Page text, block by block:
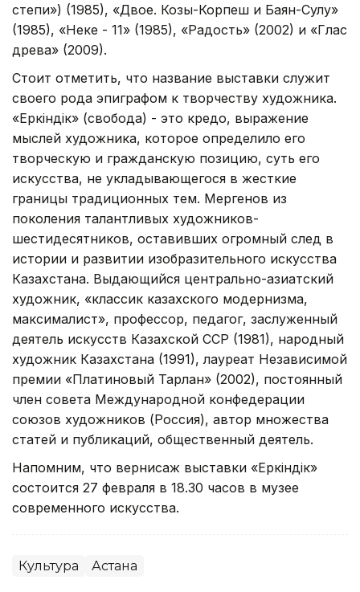
степи») (1985), «Двое. Козы-Корпеш и Баян-Сулу»
(1985), «Неке - 11» (1985), «Радость» (2002) и «Глас
древа» (2009).
Стоит отметить, что название выставки служит
своего рода эпиграфом к творчеству художника.
«Еркіндік» (свобода) - это кредо, выражение
мыслей художника, которое определило его
творческую и гражданскую позицию, суть его
искусства, не укладывающегося в жесткие
границы традиционных тем. Мергенов из
поколения талантливых художников-
шестидесятников, оставивших огромный след в
истории и развитии изобразительного искусства
Казахстана. Выдающийся центрально-азиатский
художник, «классик казахского модернизма,
максималист», профессор, педагог, заслуженный
деятель искусств Казахской ССР (1981), народный
художник Казахстана (1991), лауреат Независимой
премии «Платиновый Тарлан» (2002), постоянный
член совета Международной конфедерации
союзов художников (Россия), автор множества
статей и публикаций, общественный деятель.
Напомним, что вернисаж выставки «Еркіндік»
состоится 27 февраля в 18.30 часов в музее
современного искусства.
Культура Астана